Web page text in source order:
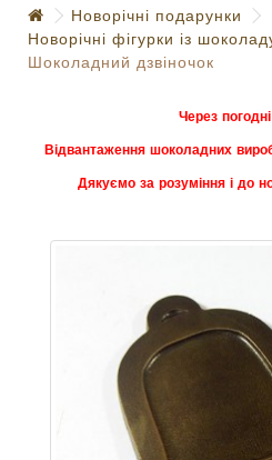
Новорічні подарунки
Новорічні фігурки із
Шоколадний дзвіночок
Через
Відвантаження шоколадних
Дякуємо за розуміння і до